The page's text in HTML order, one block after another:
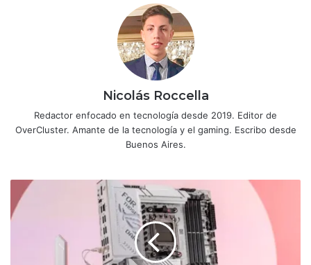
Nicolás Roccella
Redactor enfocado en tecnología desde 2019. Editor de
OverCluster. Amante de la tecnología y el gaming. Escribo desde
Buenos Aires.
ASUS
presenta
la